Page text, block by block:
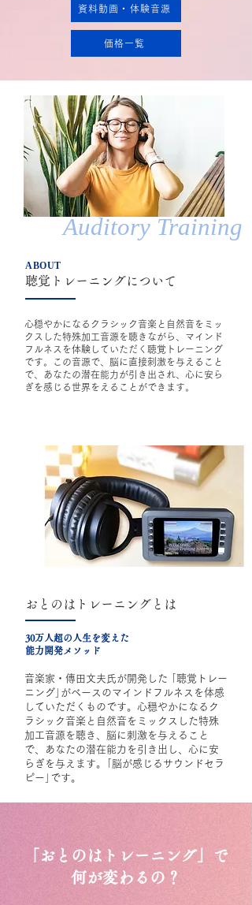
資料動画・体験音源
価格一覧
Auditory Training
ABOUT
​聴覚トレーニングについて
心穏やかになるクラシック音楽と自然音をミッ
クスした特殊加工音源を聴きながら、マインド
フルネスを体験していただく聴覚トレーニング
です。この音源で、脳に直接刺激を与えること
で、あなたの潜在能力が引き出され、心に安ら
ぎを感じる世界をえることができます。
おとのはトレーニングとは
30万人超の人生を変えた
能力開発メソッド
音楽家・傳田文夫氏が開発した ｢聴覚トレー
ニング｣がベースのマインドフルネスを体感
していただくものです。心穏やかになるク
ラシック音楽と自然音をミックスした特殊
加工音源を聴き、脳に刺激を与えること
で、あなたの潜在能力を引き出し、心に安
らぎを与えます。｢脳が感じるサウンドセラ
ピー｣です。
​「おとのはトレーニング」で
何が変わるの？